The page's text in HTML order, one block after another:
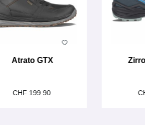
Atrato GTX
CHF 199.90